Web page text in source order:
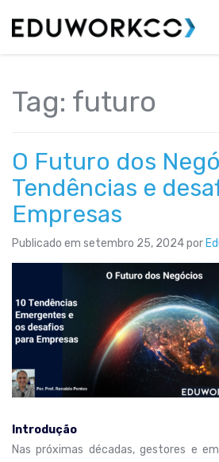
Tag: futuro
O Futuro dos
Tendências e
Empresas
Publicado em setembro 25, 2024por
Introdução
Nas próximas décadas, gestores e